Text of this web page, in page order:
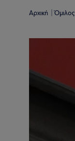
Αρχική Όμιλος